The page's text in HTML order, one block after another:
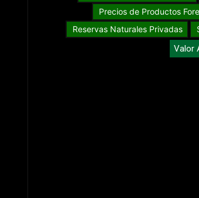
Precios de Productos
Reservas Naturales Privadas
Valor